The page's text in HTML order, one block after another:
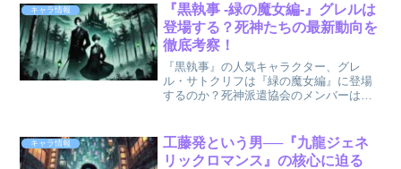
キャラ情報
『黒執事 -緑の魔女編-』グレルは
登場する？死神たちの最新動向を
徹底考察！
『黒執事』の人気キャラクター、グレ
ル・サトクリフは『緑の魔女編』に登場
するのか？死神派遣協会のメンバーは物
注目の的です。本記事では、『緑の魔女
編』における死神たちの動向...
キャラ情報
工藤発という男──『九龍ジェネ
リックロマンス』の核心に迫る